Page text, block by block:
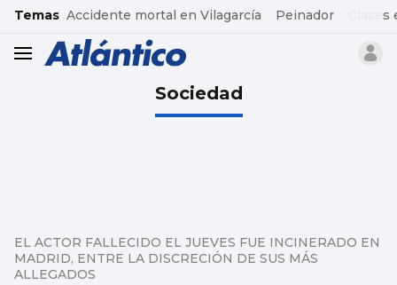
common.go-to-content
Temas Accidente mortal en Vilagarcía Peinador
header.menu.open
Sociedad
EL ACTOR FALLECIDO EL JUEVES FUE INCINERADO EN
MADRID, ENTRE LA DISCRECIÓN DE SUS MÁS
ALLEGADOS